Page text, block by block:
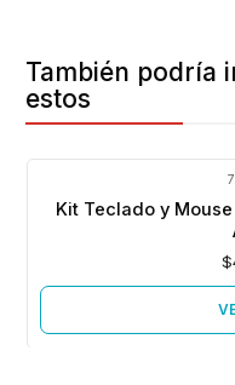
También podría
estos
Kit Teclado y